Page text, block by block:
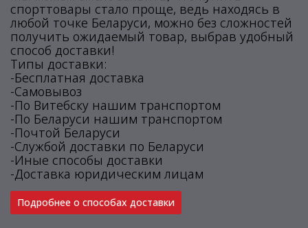
спорттовары стало проще, ведь находясь в
любой точке Беларуси, можно без сложностей
получить ожидаемый товар, выбрав удобный
способ доставки!
Типы доставки:
-Бесплатная доставка
-Самовывоз
-По Витебску нашим транспортом
-По Беларуси нашим транспортом
-Почтой Беларуси
-Службой доставки по Беларуси
-Иные способы доставки
-Доставка юридическим лицам
Подробнее о способах доставки